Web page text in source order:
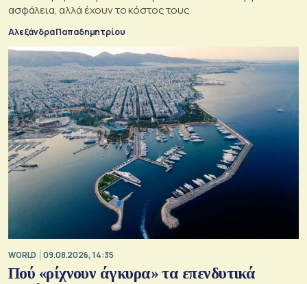
ασφάλεια, αλλά έχουν το κόστος τους
Αλεξάνδρα Παπαδημητρίου
WORLD 09.08.2026, 14:35
Πού «ρίχνουν άγκυρα» τα επενδυτικά